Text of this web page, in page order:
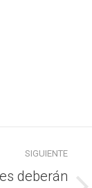
SIGUIENTE
deberán